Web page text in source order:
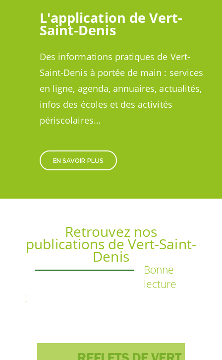
L'application de Vert-
Saint-Denis
Des informations pratiques de Vert-
Saint-Denis à portée de main : services
en ligne, agenda, annuaires, actualités,
infos des écoles et des activités
périscolaires…
EN SAVOIR PLUS
Retrouvez nos
publications de Vert-Saint-
Denis
Bonne
lecture
!